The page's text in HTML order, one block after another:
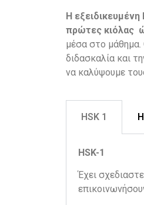
Η
πρώτες κιόλας
μέσα στο μάθημα.
διδασκαλία και
να καλύψουμε
HSK 1
HSK-1
Έχει